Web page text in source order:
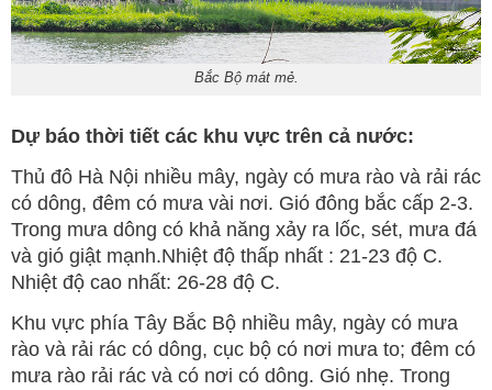
Bắc Bộ mát mẻ.
Dự báo thời tiết các khu vực trên cả nước:
Thủ đô Hà Nội nhiều mây, ngày có mưa rào và rải rác
có dông, đêm có mưa vài nơi. Gió đông bắc cấp 2-3.
Trong mưa dông có khả năng xảy ra lốc, sét, mưa đá
và gió giật mạnh.Nhiệt độ thấp nhất : 21-23 độ C.
Nhiệt độ cao nhất: 26-28 độ C.
Khu vực phía Tây Bắc Bộ nhiều mây, ngày có mưa
rào và rải rác có dông, cục bộ có nơi mưa to; đêm có
mưa rào rải rác và có nơi có dông. Gió nhẹ. Trong